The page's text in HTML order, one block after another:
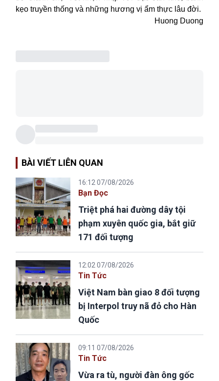
kẹo truyền thống và những hương vị ẩm thực lâu đời.
Huong Duong
BÀI VIẾT LIÊN QUAN
16:12 07/08/2026
Bạn Đọc
Triệt phá hai đường dây tội
phạm xuyên quốc gia, bắt giữ
171 đối tượng
12:02 07/08/2026
Tin Tức
Việt Nam bàn giao 8 đối tượng
bị Interpol truy nã đỏ cho Hàn
Quốc
09:11 07/08/2026
Tin Tức
Vừa ra tù, người đàn ông gốc